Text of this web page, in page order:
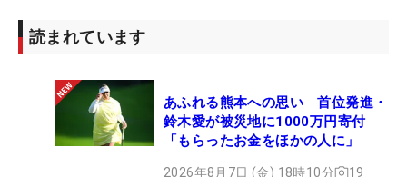
読まれています
あふれる熊本への思い 首位発進・
鈴木愛が被災地に1000万円寄付
「もらったお金をほかの人に」
2026年8月7日 (金) 18時10分 19